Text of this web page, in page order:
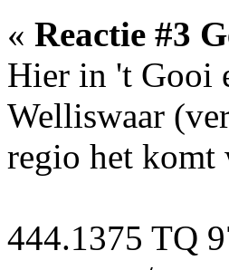
« Reactie #3
Hier in 't Gooi
Welliswaar
regio het komt
444.1375 TQ